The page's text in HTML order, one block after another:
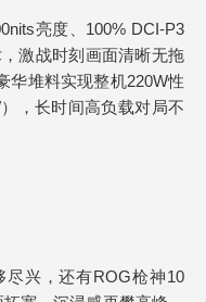
亮度、100% DCI-P3
激战时刻画面清晰无拖
华堆料实现整机220W性
，长时间高负载对局不
兴，还有ROG枪神10